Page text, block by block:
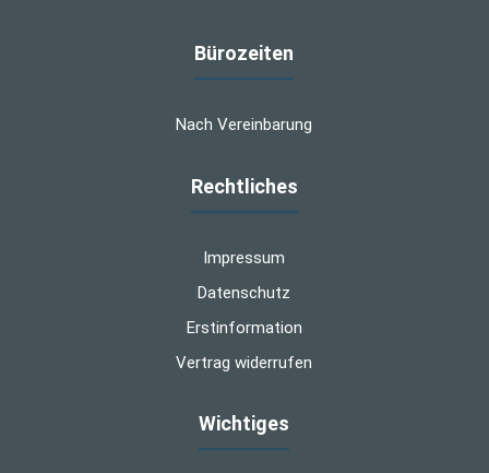
Bürozeiten
Nach Vereinbarung
Rechtliches
Impressum
Datenschutz
Erstinformation
Vertrag widerrufen
Wichtiges